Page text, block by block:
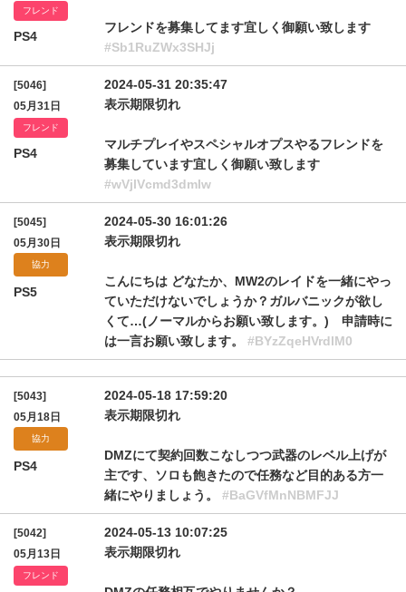
フレンド
PS4
フレンドを募集してます宜しく御願い致します
#Sb1RuZWx3SHJj
[5046]
05月31日
フレンド
PS4
2024-05-31 20:35:47
表示期限切れ
マルチプレイやスペシャルオプスやるフレンドを
募集しています宜しく御願い致します
#wVjlVcmd3dmIw
[5045]
05月30日
協力
PS5
2024-05-30 16:01:26
表示期限切れ
こんにちは どなたか、MW2のレイドを一緒にやっ
ていただけないでしょうか？ガルバニックが欲し
くて…(ノーマルからお願い致します。) 申請時に
は一言お願い致します。 #BYzZqeHVrdlM0
[5043]
05月18日
協力
PS4
2024-05-18 17:59:20
表示期限切れ
DMZにて契約回数こなしつつ武器のレベル上げが
主です、ソロも飽きたので任務など目的ある方一
緒にやりましょう。 #BaGVfMnNBMFJJ
[5042]
05月13日
フレンド
2024-05-13 10:07:25
表示期限切れ